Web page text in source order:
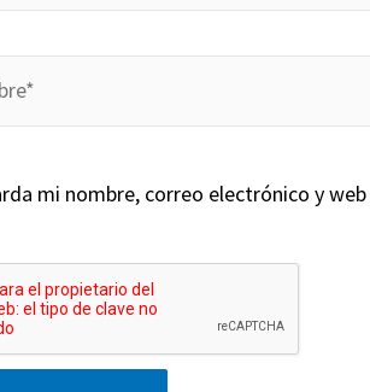
mi nombre, correo electrónico y